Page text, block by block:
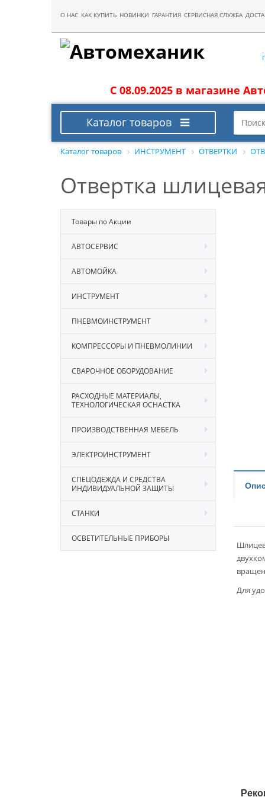
О НАС КАК КУПИТЬ НОВИНКИ ГАРАНТИЯ СЕРВИСНАЯ СЛУЖБА
С 08.09.2025 в магазине
Каталог товаров
Каталог товаров ИНСТРУМЕНТ ОТВЕРТКИ
Отвертка
Товары по Акции
АВТОСЕРВИС
АВТОМОЙКА
ИНСТРУМЕНТ
ПНЕВМОИНСТРУМЕНТ
КОМПРЕССОРЫ И ПНЕВМОЛИНИИ
СВАРОЧНОЕ ОБОРУДОВАНИЕ
РАСХОДНЫЕ МАТЕРИАЛЫ,
ТЕХНОЛОГИЧЕСКАЯ ОСНАСТКА
ПРОИЗВОДСТВЕННАЯ МЕБЕЛЬ
ЭЛЕКТРОИНСТРУМЕНТ
СПЕЦОДЕЖДА И СРЕДСТВА
ИНДИВИДУАЛЬНОЙ ЗАЩИТЫ
СТАНКИ
ОСВЕТИТЕЛЬНЫЕ ПРИБОРЫ
Для